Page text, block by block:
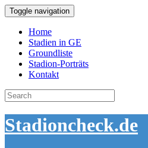
Toggle navigation
Home
Stadien in GE
Groundliste
Stadion-Porträts
Kontakt
Search
for:
Stadioncheck.de